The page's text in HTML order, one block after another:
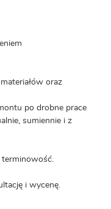
oraz
po drobne prace
sumiennie i z
terminowość.
i wycenę.